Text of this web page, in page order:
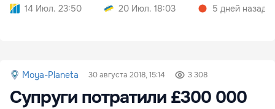
14 Июл. 23:50
20 Июл. 18:03
5 дней назад
Moya-Planeta 30 августа 2018, 15:14 3 308
Супруги потратили £300 000